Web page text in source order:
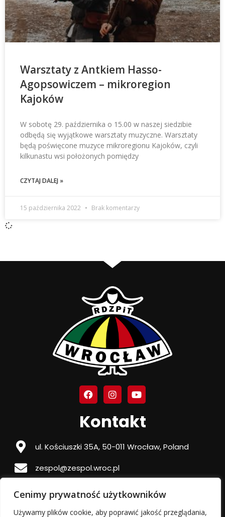
Cenimy prywatność użytkowników
Używamy plików cookie, aby poprawić jakość przeglądania,
Warsztaty z Antkiem Hasso-
Agopsowiczem – mikroregion
Kajoków
W sobotę 29. października o 15.00 w naszej siedzibie
odbędą się wyjątkowe warsztaty muzyczne. Warsztaty
będą poświęcone muzyce mikroregionu Kajoków, czyli
kilkunastu wsi położonych pomiędzy
CZYTAJ DALEJ »
15 października 2022 Brak komentarzy
Kontakt
ul. Kościuszki 35A, 50-011 Wrocław, Poland
zespol@zespol.wroc.pl
95 1090 1522 0000 0000 5201 9061